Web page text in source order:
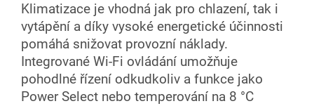
Klimatizace je vhodná jak pro chlazení, tak i
vytápění a díky vysoké energetické účinnosti
pomáhá snižovat provozní náklady.
Integrované Wi-Fi ovládání umožňuje
pohodlné řízení odkudkoliv a funkce jako
Power Select nebo temperování na 8 °C